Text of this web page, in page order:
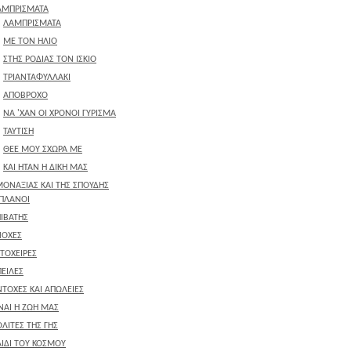
ΛΑΜΠΡΙΣΜΑΤΑ
ΜΕ ΤΟΝ ΗΛΙΟ
ΣΤΗΣ ΡΟΔΙΑΣ ΤΟΝ ΙΣΚΙΟ
ΤΡΙΑΝΤΑΦΥΛΛΑΚΙ
ΑΠΟΒΡΟΧΟ
ΝΑ 'ΧΑΝ ΟΙ ΧΡΟΝΟΙ ΓΥΡΙΣΜΑ
ΤΑΥΤΙΣΗ
ΘΕΕ ΜΟΥ ΣΧΩΡΑ ΜΕ
ΚΑΙ ΗΤΑΝ Η ΔΙΚΗ ΜΑΣ
ΚΑΙ ΤΗΣ ΣΠΟΥΔΗΣ
ΚΑΙ ΑΠΩΛΕΙΕΣ
Η ΖΩΗ ΜΑΣ
ΤΗΣ ΓΗΣ
ΤΟΥ ΚΟΣΜΟΥ